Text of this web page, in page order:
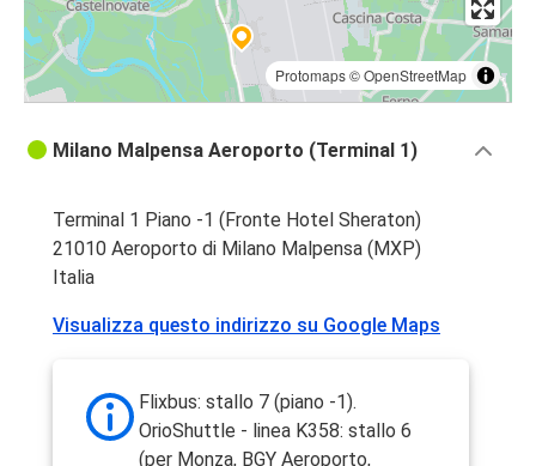
Protomaps©OpenStreetMap
Milano Malpensa Aeroporto (Terminal 1)
Terminal 1 Piano -1 (Fronte Hotel Sheraton)
21010 Aeroporto di Milano Malpensa (MXP)
Italia
Visualizza questo indirizzo su Google Maps
Flixbus: stallo 7 (piano -1).
OrioShuttle - linea K358: stallo 6
(per Monza, BGY Aeroporto,